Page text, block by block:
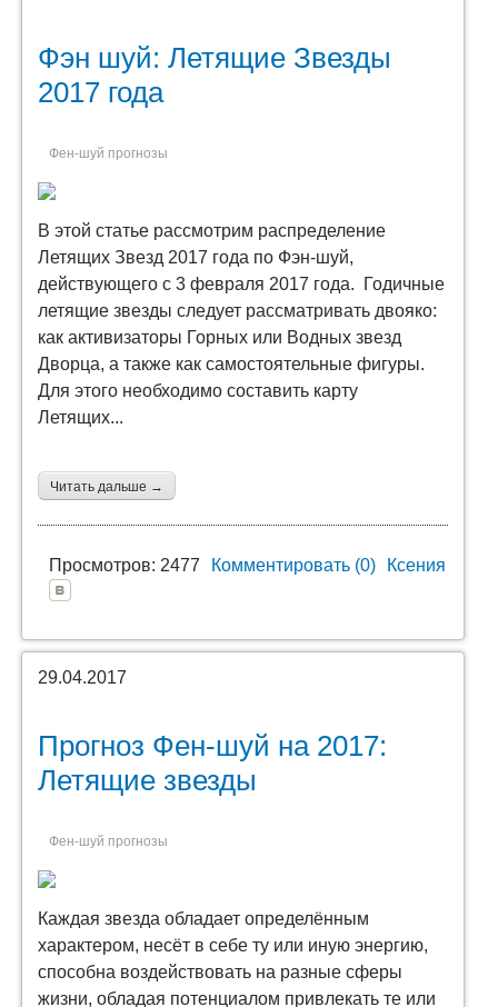
Фэн шуй: Летящие Звезды
2017 года
Фен-шуй прогнозы
В этой статье рассмотрим распределение
Летящих Звезд 2017 года по Фэн-шуй,
действующего с 3 февраля 2017 года.
Годичные
летящие звезды следует рассматривать двояко:
как активизаторы Горных или Водных звезд
Дворца, а также как самостоятельные фигуры.
Для этого необходимо составить карту
Летящих...
Читать дальше →
Просмотров: 2477 Комментировать (0) Ксения
29.04.2017
Прогноз Фен-шуй на 2017:
Летящие звезды
Фен-шуй прогнозы
Каждая звезда обладает определённым
характером, несёт в себе ту или иную энергию,
способна воздействовать на разные сферы
жизни, обладая потенциалом привлекать те или